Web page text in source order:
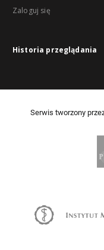
Zaloguj się
Historia przeglądania
Serwis tworzony